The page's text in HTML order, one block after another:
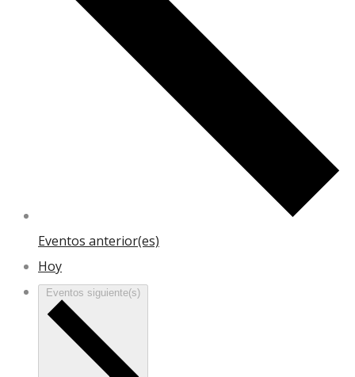
Eventos anterior(es)
Hoy
Eventos siguiente(s)